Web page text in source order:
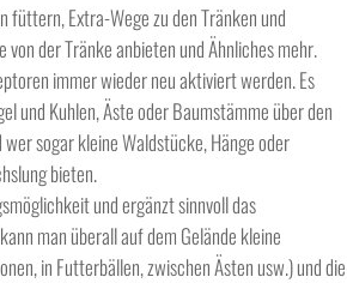
Extra-Wege zu den Tränken und
der Tränke anbieten und Ähnliches mehr.
immer wieder neu aktiviert werden. Es
und Kuhlen, Äste oder Baumstämme über den
sogar kleine Waldstücke, Hänge oder
bieten.
und ergänzt sinnvoll das
man überall auf dem Gelände kleine
in Futterbällen, zwischen Ästen usw.) und die